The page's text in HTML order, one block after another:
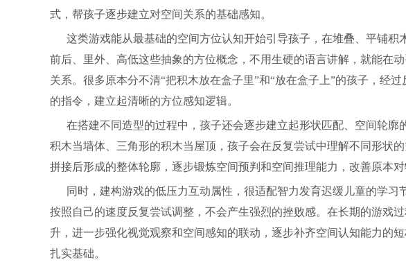
式，帮孩子逐步建立对空间关系的基础感知。
这类游戏能从最基础的空间方位认知开始引导孩子，在堆叠、平铺积
前后、里外、高低这些抽象的方位概念，不用生硬的语言讲解，就能在
关系。很多原本分不清“把积木放在盒子里”和“放在盒子上”的孩子，经
的指令，建立起清晰的方位感知逻辑。
在搭建不同造型的过程中，孩子还会逐步建立起形状匹配、空间轮廓
积木当墙体、三角形的积木当屋顶，孩子会在反复尝试中理解不同形状
拼接后形成的整体轮廓，逐步锻炼空间预判和空间推理能力，改善原本
同时，建构游戏的低压力互动属性，很适配智力发育迟缓儿童的学习
按照自己的速度反复尝试调整，不会产生强烈的挫败感。在长期的游戏
升，进一步强化视觉观察和空间感知的联动，逐步补齐空间认知能力的
扎实基础。